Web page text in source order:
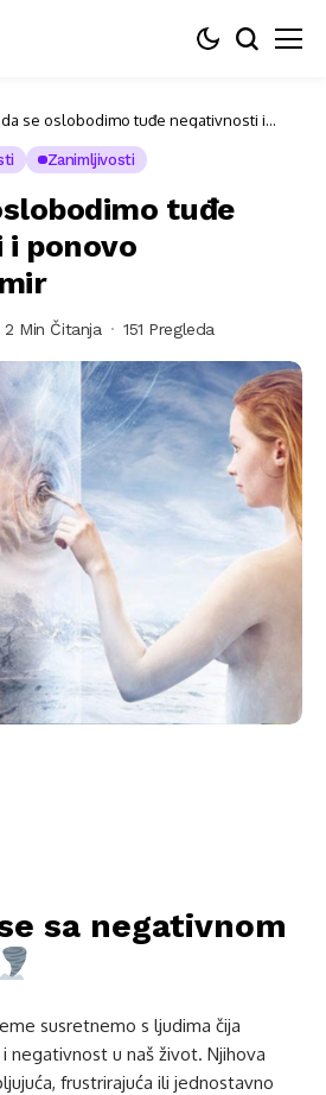
se oslobodimo tuđe negativnosti i
Zanimljivosti
tuđe
i ponovo
2 Min Čitanja 151 Pregleda
sa negativnom
susretnemo s ljudima čija
negativnost u naš život. Njihova
frustrirajuća ili jednostavno